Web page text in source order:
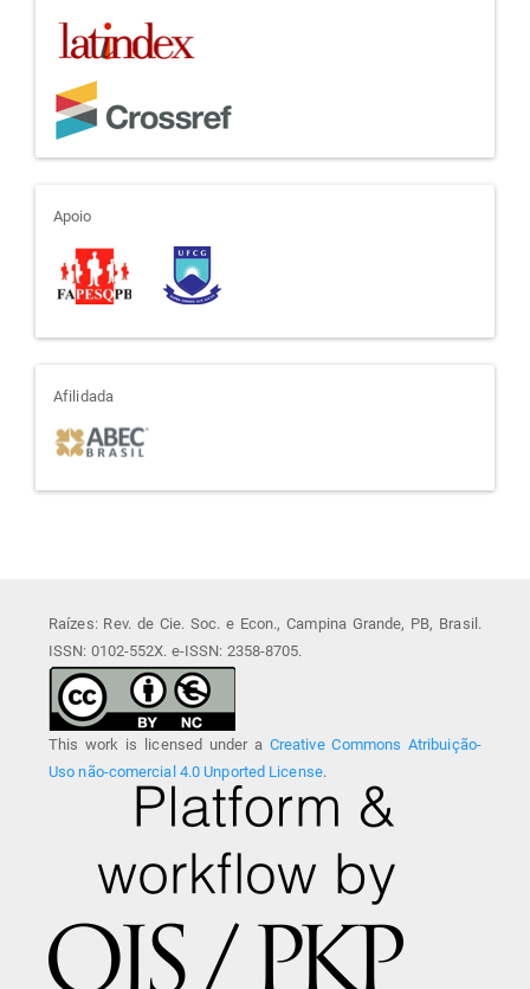
apoio
Apoio
afiliada
Afilidada
Raízes: Rev. de Cie. Soc. e Econ., Campina Grande, PB, Brasil.
ISSN: 0102-552X. e-ISSN: 2358-8705.
This work is licensed under a Creative Commons Atribuição-
Uso não-comercial 4.0 Unported License.